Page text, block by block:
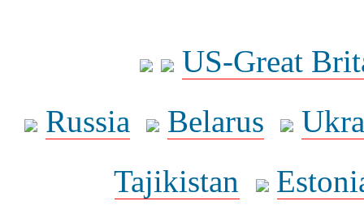
US-Great
Russia
Belarus
Tajikistan